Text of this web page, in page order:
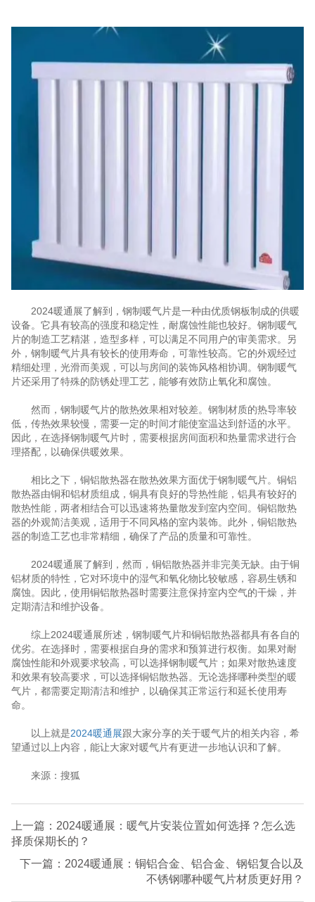
2024暖通展了解到，钢制暖气片是一种由优质钢板制成的供暖
设备。它具有较高的强度和稳定性，耐腐蚀性能也较好。钢制暖气
片的制造工艺精湛，造型多样，可以满足不同用户的审美需求。另
外，钢制暖气片具有较长的使用寿命，可靠性较高。它的外观经过
精细处理，光滑而美观，可以与房间的装饰风格相协调。钢制暖气
片还采用了特殊的防锈处理工艺，能够有效防止氧化和腐蚀。
然而，钢制暖气片的散热效果相对较差。钢制材质的热导率较
低，传热效果较慢，需要一定的时间才能使室温达到舒适的水平。
因此，在选择钢制暖气片时，需要根据房间面积和热量需求进行合
理搭配，以确保供暖效果。
相比之下，铜铝散热器在散热效果方面优于钢制暖气片。铜铝
散热器由铜和铝材质组成，铜具有良好的导热性能，铝具有较好的
散热性能，两者相结合可以迅速将热量散发到室内空间。铜铝散热
器的外观简洁美观，适用于不同风格的室内装饰。此外，铜铝散热
器的制造工艺也非常精细，确保了产品的质量和可靠性。
2024暖通展了解到，然而，铜铝散热器并非完美无缺。由于铜
铝材质的特性，它对环境中的湿气和氧化物比较敏感，容易生锈和
腐蚀。因此，使用铜铝散热器时需要注意保持室内空气的干燥，并
定期清洁和维护设备。
综上2024暖通展所述，钢制暖气片和铜铝散热器都具有各自的
优劣。在选择时，需要根据自身的需求和预算进行权衡。如果对耐
腐蚀性能和外观要求较高，可以选择钢制暖气片；如果对散热速度
和效果有较高要求，可以选择铜铝散热器。无论选择哪种类型的暖
气片，都需要定期清洁和维护，以确保其正常运行和延长使用寿
命。
以上就是2024暖通展跟大家分享的关于暖气片的相关内容，希
望通过以上内容，能让大家对暖气片有更进一步地认识和了解。
来源：搜狐
上一篇：2024暖通展：暖气片安装位置如何选择？怎么选
择质保期长的？
下一篇：2024暖通展：铜铝合金、铝合金、钢铝复合以及
不锈钢哪种暖气片材质更好用？